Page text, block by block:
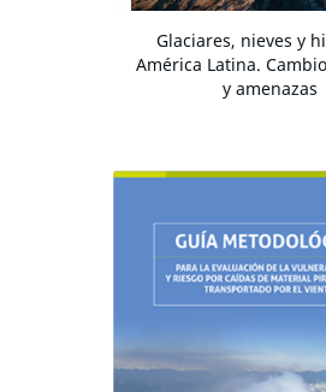
Glaciares, nieves y
América Latina.
y amenazas